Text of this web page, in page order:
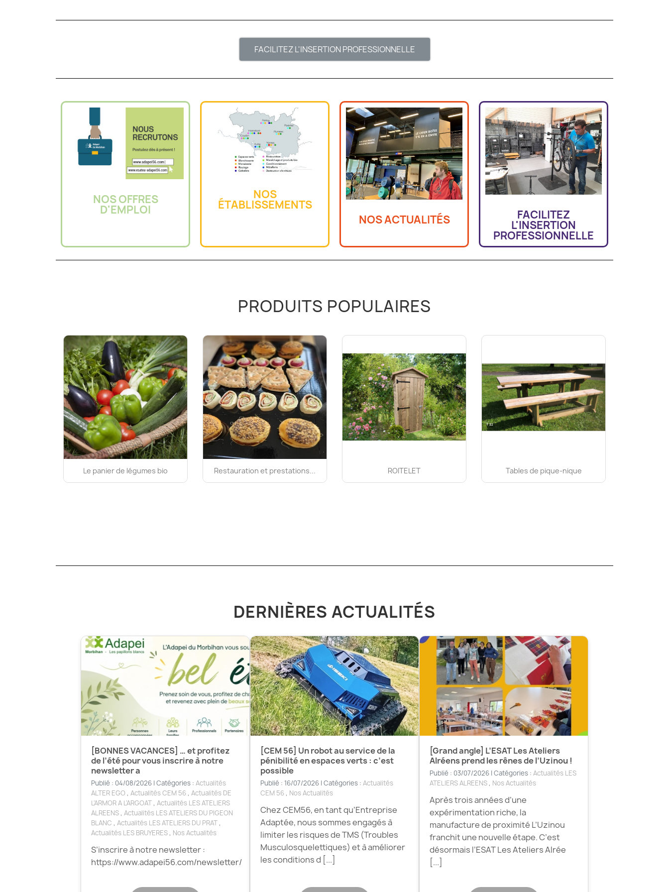
FACILITEZ L'INSERTION PROFESSIONNELLE
NOS OFFRES
D'EMPLOI
NOS
ÉTABLISSEMENTS
NOS ACTUALITÉS
FACILITEZ
L'INSERTION
PROFESSIONNELLE
PRODUITS POPULAIRES
Le panier de légumes bio Restauration et prestations... ROITELET Tables de pique-nique
DERNIÈRES ACTUALITÉS
[BONNES VACANCES] … et profitez
de l’été pour vous inscrire à notre
newsletter a
Publié : 04/08/2026 | Catégories :Actualités
ALTER EGO,Actualités CEM 56,Actualités DE
L'ARMOR A L'ARGOAT,Actualités LES ATELIERS
ALREENS,Actualités LES ATELIERS DU PIGEON
BLANC ,Actualités LES ATELIERS DU PRAT,
Actualités LES BRUYERES, Nos Actualités
S’inscrire à notre newsletter :
https://www.adapei56.com/newsletter/
[CEM 56] Un robot au service de la
pénibilité en espaces verts : c’est
possible
Publié : 16/07/2026 | Catégories :Actualités
CEM 56, Nos Actualités
Chez CEM56, en tant qu’Entreprise
Adaptée, nous sommes engagés à
limiter les risques de TMS (Troubles
Musculosquelettiques) et à améliorer
les conditions d [...]
[Grand angle] L’ESAT Les Ateliers
Alréens prend les rênes de l’Uzinou !
Publié : 03/07/2026 | Catégories : Actualités LES
ATELIERS ALREENS, Nos Actualités
Après trois années d’une
expérimentation riche, la
manufacture de proximité L’Uzinou
franchit une nouvelle étape. C’est
désormais l’ESAT Les Ateliers Alrée
[...]